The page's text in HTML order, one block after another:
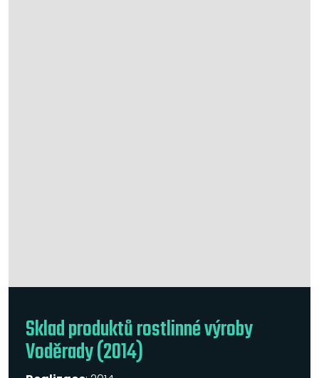
Sklad produktů rostlinné výroby
Voděrady (2014)